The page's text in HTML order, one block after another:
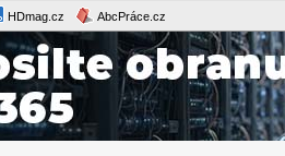
HDmag.cz AbcPráce.cz